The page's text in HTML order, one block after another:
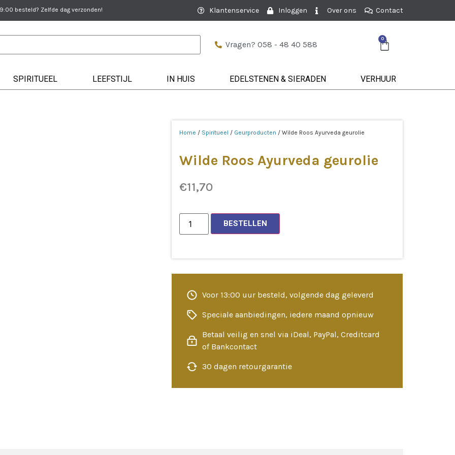
besteld? Zelfde dag verzonden! Klantenservice Inloggen Over ons Contact
Vragen? 058 - 48 40 588
0
SPIRITUEEL LEEFSTIJL IN HUIS EDELSTENEN & SIERADEN VERHUUR
Home / Spiritueel / Geurproducten / Wilde Roos Ayurveda geurolie
Wilde Roos Ayurveda geurolie
€11,70
BESTELLEN
Voor 13:00 uur besteld, volgende dag geleverd
Speciale aanbiedingen, iedere maand opnieuw
Betaal veilig en snel via iDeal, PayPal, Creditcard
of Bankcontact
30 dagen retourgarantie